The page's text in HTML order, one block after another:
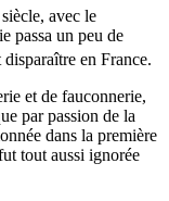
siècle, avec le
passa un peu de
en France.
et de fauconnerie,
par passion de la
dans la première
tout aussi ignorée